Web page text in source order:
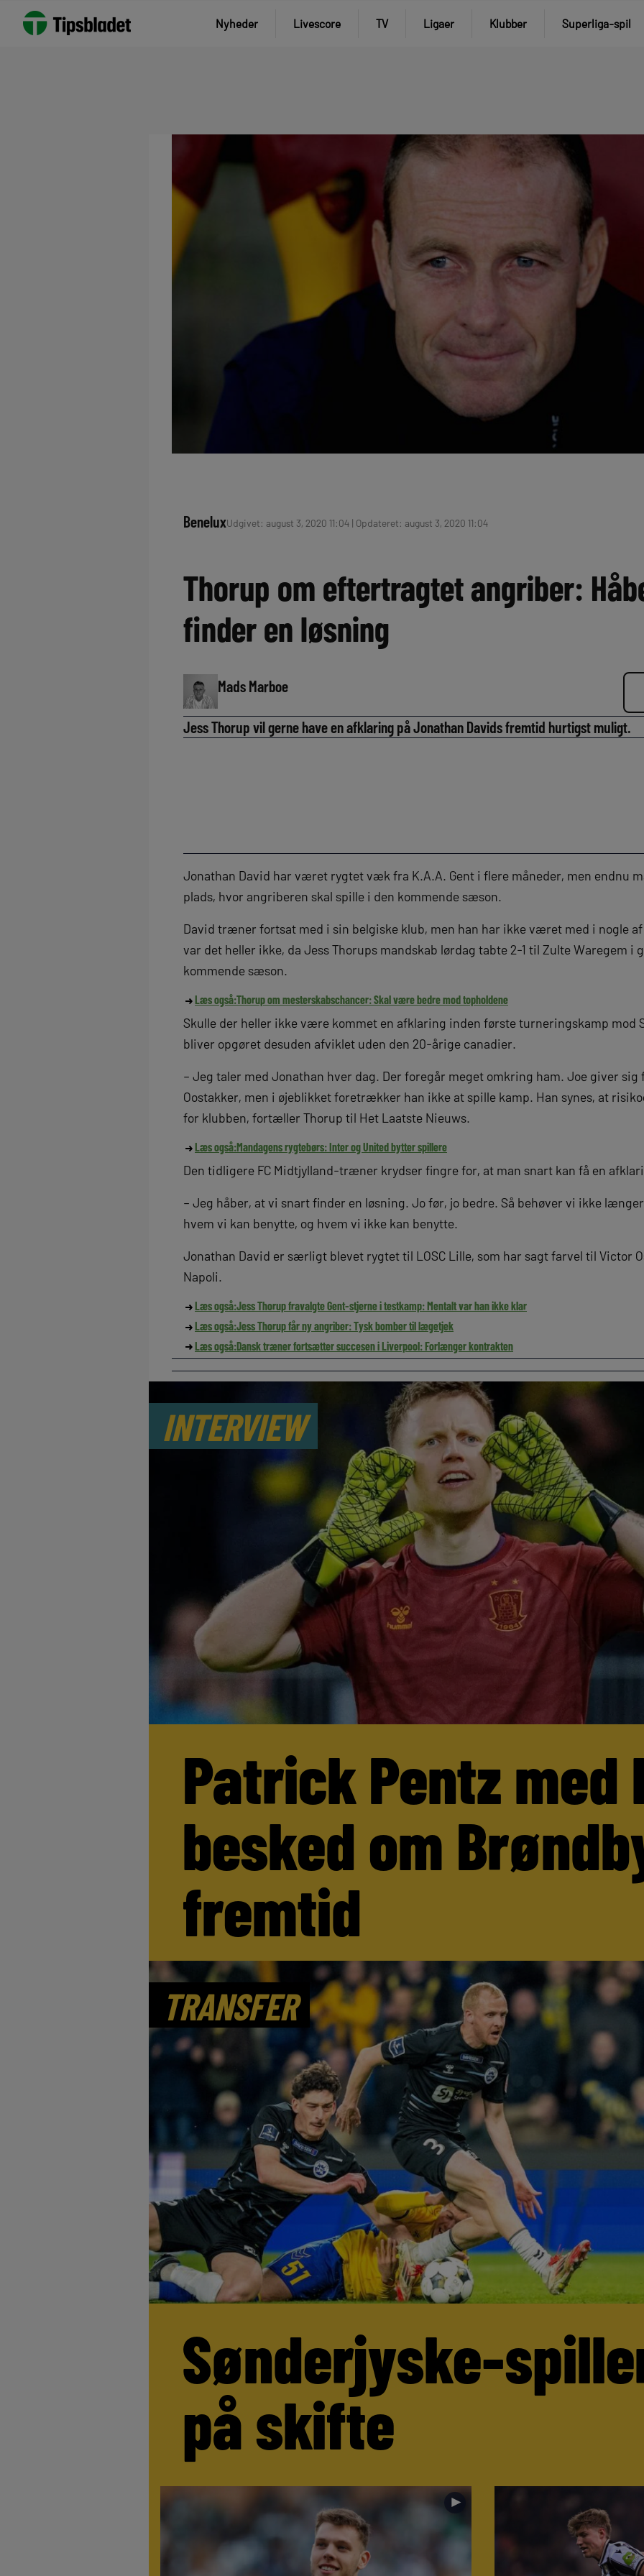
Nyheder Livescore TV Ligaer Klubber Superliga-spil
BeneluxUdgivet: august 3, 2020 11:04 | Opdateret: august 3, 2020 11:04
Thorup om eftertragtet angriber:
finder en løsning
Mads Marboe
Jess Thorup vil gerne have en afklaring på Jonathan Davids fremtid hurtigst muligt.
Jonathan David har været rygtet væk fra K.A.A. Gent i flere måneder, men endnu
plads, hvor angriberen skal spille i den kommende sæson.
David træner fortsat med i sin belgiske klub, men han har ikke været med i nogle
var det heller ikke, da Jess Thorups mandskab lørdag tabte 2-1 til Zulte Waregem i
kommende sæson.
Læs også:Thorup om mesterskabschancer: Skal være bedre mod topholdene
Skulle der heller ikke være kommet en afklaring inden første turneringskamp mod
bliver opgøret desuden afviklet uden den 20-årige canadier.
– Jeg taler med Jonathan hver dag. Der foregår meget omkring ham. Joe giver
Oostakker, men i øjeblikket foretrækker han ikke at spille kamp. Han synes, at
for klubben, fortæller Thorup til Het Laatste Nieuws.
Læs også:Mandagens rygtebørs: Inter og United bytter spillere
Den tidligere FC Midtjylland-træner krydser fingre for, at man snart kan få en
– Jeg håber, at vi snart finder en løsning. Jo før, jo bedre. Så behøver vi ikke
hvem vi kan benytte, og hvem vi ikke kan benytte.
Jonathan David er særligt blevet rygtet til LOSC Lille, som har sagt farvel til Victor
Napoli.
Læs også:Jess Thorup fravalgte Gent-stjerne i testkamp: Mentalt var han ikke klar
Læs også:Jess Thorup får ny angriber: Tysk bomber til lægetjek
Læs også:Dansk træner fortsætter succesen i Liverpool: Forlænger kontrakten
INTERVIEW
Patrick Pentz med
besked om
fremtid
TRANSFER
Sønderjyske-
på skifte
►